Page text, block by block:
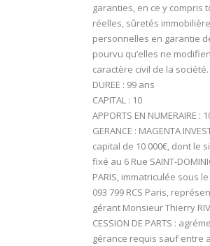
garanties, en ce y compris
réelles, sûretés
personnelles en garantie
pourvu qu’elles ne
caractère civil de la société.
DUREE : 99 ans
CAPITAL : 10
APPORTS EN NUMERAIRE :
GERANCE : MAGENTA
capital de 10 000€, dont le
fixé au 6 Rue SAINT-
PARIS, immatriculée sous
093 799 RCS Paris,
gérant Monsieur Thierry
CESSION DE PARTS :
gérance requis sauf entre